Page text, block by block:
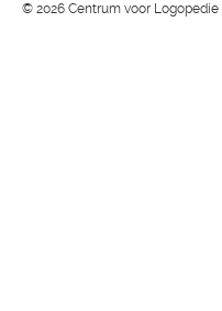
© 2026 Centrum voor Logopedie |